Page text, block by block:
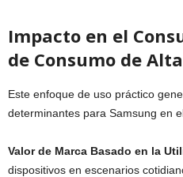
Impacto en el
de Consumo de
Este enfoque de uso práctico
determinantes para Samsung en
Valor de Marca Basado en la
dispositivos en escenarios